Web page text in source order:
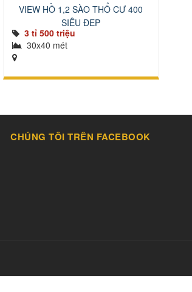
VIEW HỒ 1,2 SÀO THỔ CƯ 400
SIÊU ĐẸP
3 tỉ 500 triệu
30x40 mét
CHÚNG TÔI TRÊN FACEBOOK